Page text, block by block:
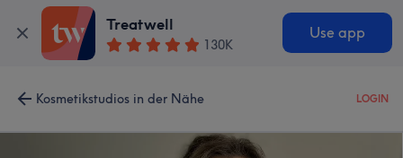
Treatwell
130K
Use app
Kosmetikstudios in der Nähe LOGIN